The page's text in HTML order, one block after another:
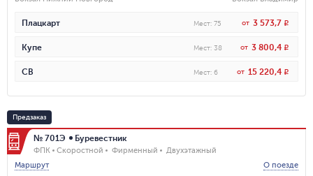
Плацкарт Мест: 75 от 3 573,7 R
Купе Мест: 38 от 3 800,4 R
СВ Мест: 6 от 15 220,4 R
Предзаказ
№ 701Э Буревестник
ФПК Скоростной Фирменный
Двухэтажный
Маршрут
О поезде